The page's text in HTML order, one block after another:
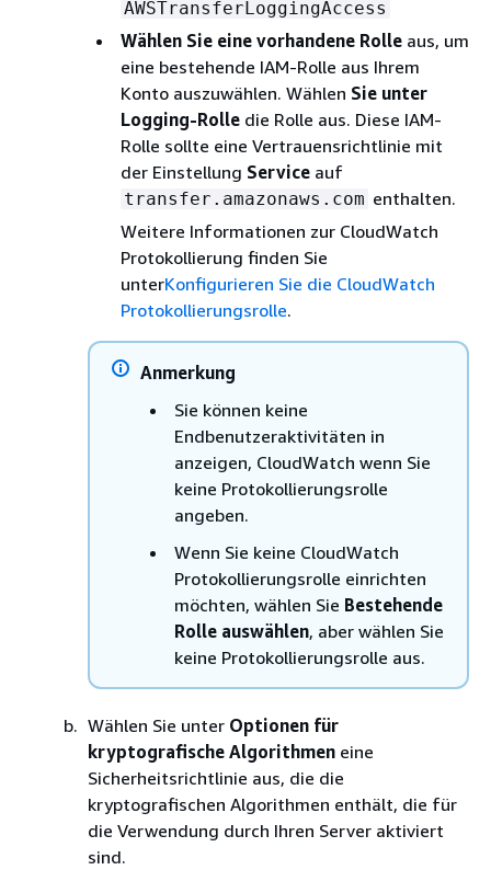
AWSTransferLoggingAccess
Wählen Sie eine vorhandene Rolle aus, um
eine bestehende IAM-Rolle aus Ihrem
Konto auszuwählen. Wählen Sie unter
Logging-Rolle die Rolle aus. Diese IAM-
Rolle sollte eine Vertrauensrichtlinie mit
der Einstellung Service auf
transfer.amazonaws.com enthalten.
Weitere Informationen zur CloudWatch
Protokollierung finden Sie
unterKonfigurieren Sie die CloudWatch
Protokollierungsrolle.
Anmerkung
Sie können keine
Endbenutzeraktivitäten in
anzeigen, CloudWatch wenn Sie
keine Protokollierungsrolle
angeben.
Wenn Sie keine CloudWatch
Protokollierungsrolle einrichten
möchten, wählen Sie Bestehende
Rolle auswählen, aber wählen Sie
keine Protokollierungsrolle aus.
Wählen Sie unter Optionen für
kryptografische Algorithmen eine
Sicherheitsrichtlinie aus, die die
kryptografischen Algorithmen enthält, die für
die Verwendung durch Ihren Server aktiviert
sind.